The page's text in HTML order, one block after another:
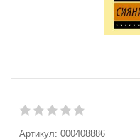
Артикул: 000408886